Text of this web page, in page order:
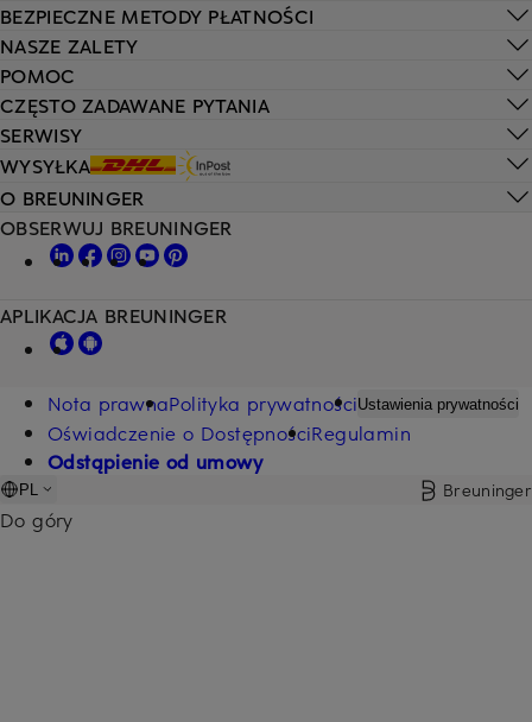
POMOC
CZĘSTO ZADAWANE PYTANIA
SERWISY
WYSYŁKA
BEZPIECZNE METODY PŁATNOŚCI
NASZE ZALETY
O BREUNINGER
OBSERWUJ BREUNINGER
APLIKACJA BREUNINGER
Nota prawnaPolityka prywatnościUstawienia prywatności
Oświadczenie o DostępnościRegulamin
Odstąpienie od umowy
PL Breuninger
Do góry